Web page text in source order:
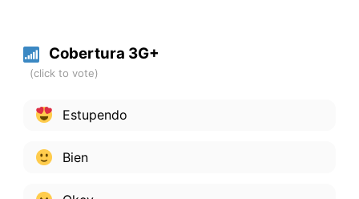
Cobertura 3G+
Estupendo
Bien